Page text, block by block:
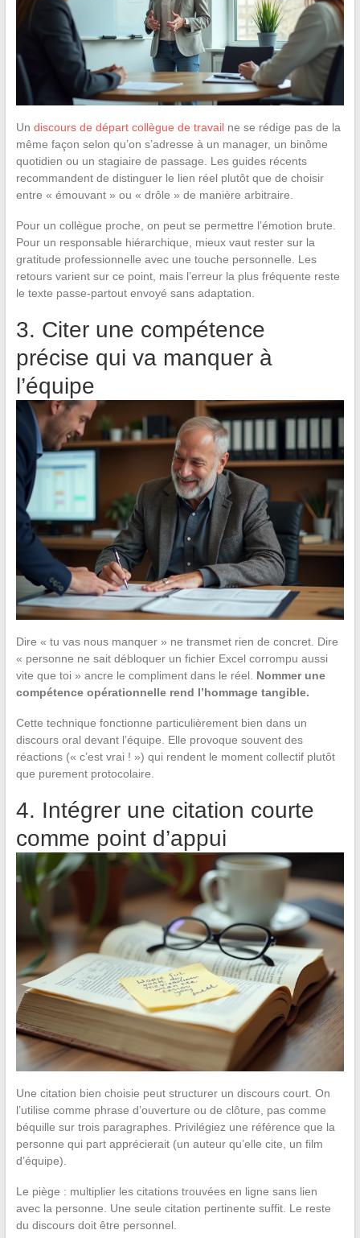
Un discours de départ collègue de travailne se rédige pas de la
même façon selon qu’on s’adresse à un manager, un binôme
quotidien ou un stagiaire de passage. Les guides récents
recommandent de distinguer le lien réel plutôt que de choisir
entre « émouvant » ou « drôle » de manière arbitraire.
Pour un collègue proche, on peut se permettre l’émotion brute.
Pour un responsable hiérarchique, mieux vaut rester sur la
gratitude professionnelle avec une touche personnelle. Les
retours varient sur ce point, mais l’erreur la plus fréquente reste
le texte passe-partout envoyé sans adaptation.
3. Citer une compétence
précise qui va manquer à
l’équipe
Dire « tu vas nous manquer » ne transmet rien de concret. Dire
« personne ne sait débloquer un fichier Excel corrompu aussi
vite que toi » ancre le compliment dans le réel. Nommer une
compétence opérationnelle rend l’hommage tangible.
Cette technique fonctionne particulièrement bien dans un
discours oral devant l’équipe. Elle provoque souvent des
réactions (« c’est vrai ! ») qui rendent le moment collectif plutôt
que purement protocolaire.
4. Intégrer une citation courte
comme point d’appui
Une citation bien choisie peut structurer un discours court. On
l’utilise comme phrase d’ouverture ou de clôture, pas comme
béquille sur trois paragraphes. Privilégiez une référence que la
personne qui part apprécierait (un auteur qu’elle cite, un film
d’équipe).
Le piège : multiplier les citations trouvées en ligne sans lien
avec la personne. Une seule citation pertinente suffit. Le reste
du discours doit être personnel.